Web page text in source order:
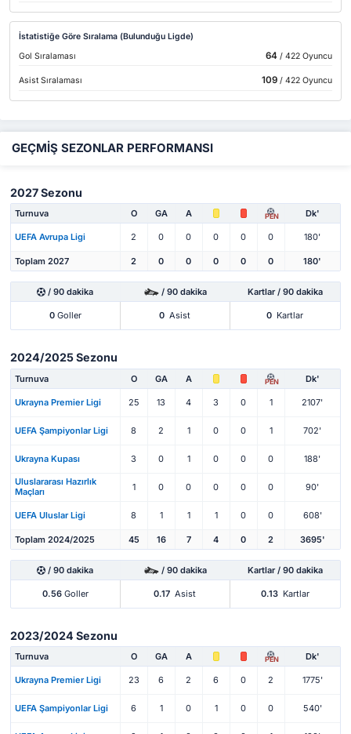
İstatistiğe Göre Sıralama (Bulunduğu Ligde)
Gol Sıralaması
64/ 422 Oyuncu
Asist Sıralaması 109/ 422 Oyuncu
GEÇMİŞ SEZONLAR PERFORMANSI
2027 Sezonu
Turnuva O GA A PEN Dk'
UEFA Avrupa Ligi 2 0 0 0 0 0 180'
Toplam 2027 2 0 0 0 0 0 180'
/ 90 dakika / 90 dakika Kartlar / 90 dakika
0Goller 0 Asist 0 Kartlar
2024/2025 Sezonu
Turnuva O GA A PEN Dk'
Ukrayna Premier Ligi 25 13 4 3 0 1 2107'
UEFA Şampiyonlar Ligi 8 2 1 0 0 1 702'
Ukrayna Kupası 3 0 1 0 0 0 188'
Uluslararası Hazırlık
Maçları
1 0 0 0 0 0 90'
UEFA Uluslar Ligi 8 1 1 1 0 0 608'
Toplam 2024/2025 45 16 7 4 0 2 3695'
/ 90 dakika / 90 dakika Kartlar / 90 dakika
0.56Goller 0.17 Asist 0.13 Kartlar
2023/2024 Sezonu
Turnuva O GA A PEN Dk'
Ukrayna Premier Ligi 23 6 2 6 0 2 1775'
UEFA Şampiyonlar Ligi 6 1 0 1 0 0 540'